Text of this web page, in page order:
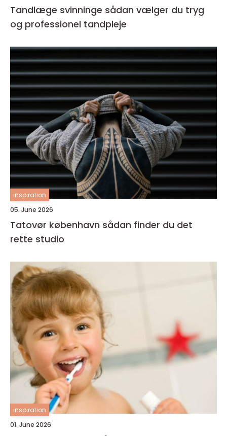
Tandlæge svinninge sådan vælger du tryg
og professionel tandpleje
inspiration
05. June 2026
Tatovør københavn sådan finder du det
rette studio
inspiration
01. June 2026